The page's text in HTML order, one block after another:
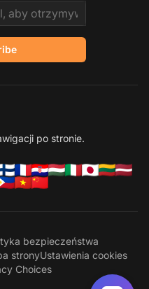
po stronie.
bezpieczeństwa
stronyUstawienia cookies
Choices